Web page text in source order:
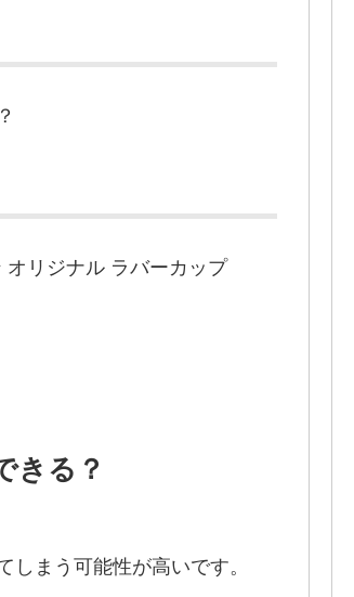
オリジナル ラバーカップ
きる？
まう可能性が高いです。